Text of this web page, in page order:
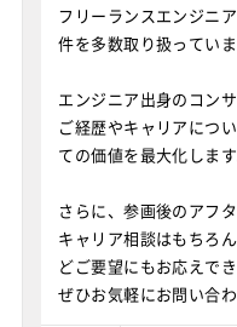
フリーランスエンジニ
件を多数取り扱っていま
エンジニア出身のコン
ご経歴やキャリアにつ
ての価値を最大化します
さらに、参画後のアフ
キャリア相談はもちろ
どご要望にもお応えで
ぜひお気軽にお問い合わ